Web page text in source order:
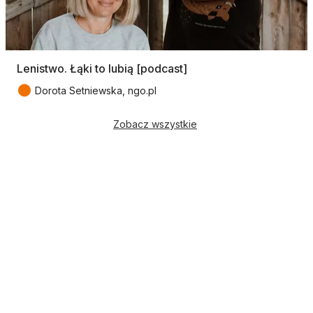
Lenistwo. Łąki to lubią [podcast]
● Dorota Setniewska, ngo.pl
Zobacz wszystkie